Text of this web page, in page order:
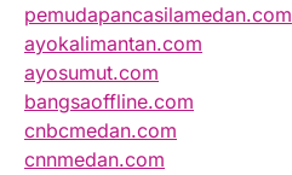
pemudapancasilamedan.com
ayokalimantan.com
ayosumut.com
bangsaoffline.com
cnbcmedan.com
cnnmedan.com